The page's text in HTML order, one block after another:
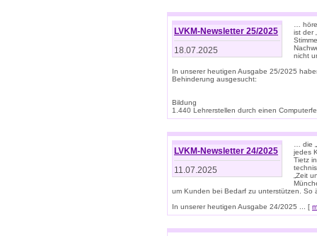
LVKM-Newsletter 25/2025
18.07.2025
…
ist der
nicht
In unserer heutigen Ausgabe 25/2025
Behinderung ausgesucht:
Bildung
1.440 Lehrerstellen durch einen
LVKM-Newsletter 24/2025
11.07.2025
… die
jedes
Tietz
„Zeit
um Kunden bei Bedarf zu unterstützen.
In unserer heutigen Ausgabe 24/2025 ... [